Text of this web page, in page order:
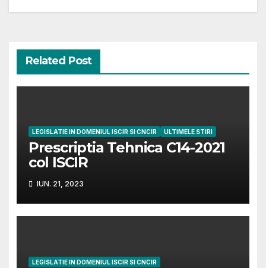
Related Post
LEGISLATIE IN DOMENIUL ISCIR SI CNCIR ULTIMELE STIRI
Prescriptia Tehnica C14-2021
col ISCIR
IUN. 21, 2023
LEGISLATIE IN DOMENIUL ISCIR SI CNCIR